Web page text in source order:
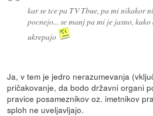
kar se tce pa TV Tbue, pa mi nikakor
pocnejo... se manj pa mi je jasno,
ukrepajo
Ja, v tem je jedro nerazumevanja
pričakovanje, da bodo državni organi
pravice posameznikov oz. imetnikov
sploh ne uveljavljajo.